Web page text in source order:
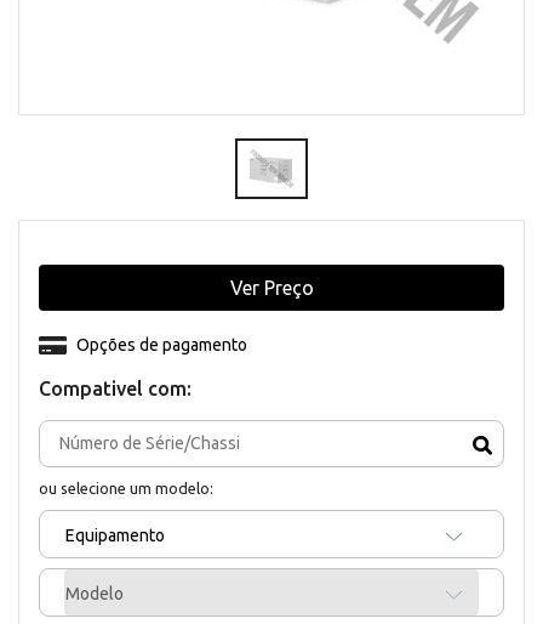
Compativel com:
ou selecione um modelo:
Equipamento
Modelo
Opções de pagamento
Ver Preço